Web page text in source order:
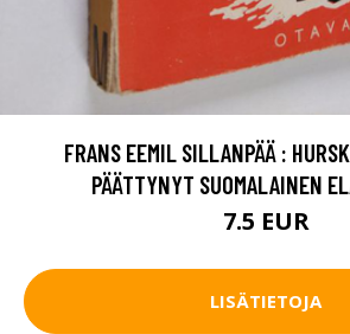
FRANS EEMIL SILLANPÄÄ :
PÄÄTTYNYT SUOMALAINEN
7.5 EUR
LISÄTIETOJA